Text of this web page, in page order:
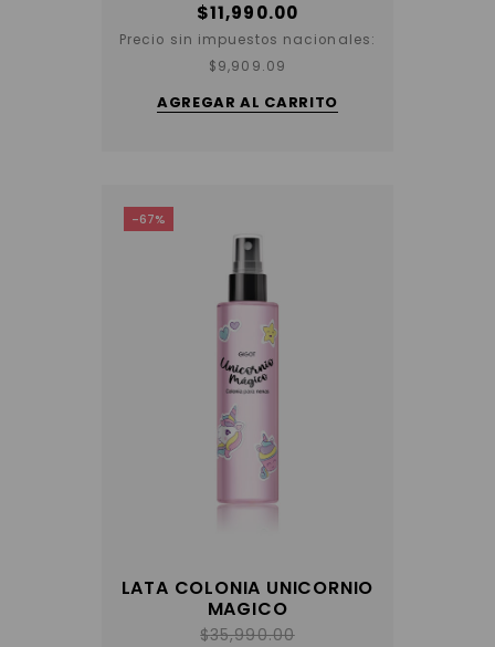
$11,990.00
Precio sin impuestos nacionales:
$9,909.09
AGREGAR AL CARRITO
-67%
LATA COLONIA UNICORNIO
MAGICO
$35,990.00